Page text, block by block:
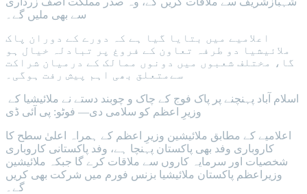
سے بھی ملیں گے۔
اعلامیے میں بتایا گیا ہے کہ دورے کے دوران پاک
ملائیشیا دو طرفہ تعاون کے فروغ پر تبادلہ خیال ہو
گا، مختلف شعبوں میں دونوں ممالک کے درمیان شراکت
سےمتعلق بھی اہم پیش رفت ہوگی۔
وزیرِ اعظم کو سلامی دی— فوٹو: پی آئی ڈی
اعلامیے کے مطابق ملائیشین وزیرِ اعظم کے ہمراہ اعلیٰ سطح کا
کاروباری وفد بھی پاکستان پہنچا ہے، وفد پاکستانی کاروباری
شخصیات اور سرمایہ کاروں سے ملاقات کرے گا جبکہ ملائیشین
وزیراعظم پاکستان ملائیشیا بزنس فورم میں شرکت بھی کریں
گے۔